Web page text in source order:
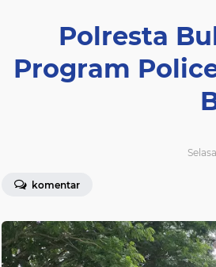
Polresta
Program
komentar